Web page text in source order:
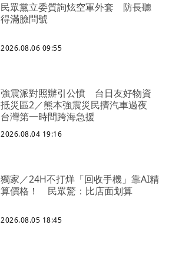
民眾黨立委質詢炫空軍外套 防長聽
得滿臉問號
2026.08.06 09:55
強震派對照辦引公憤 台日友好物資
抵災區2／熊本強震災民擠汽車過夜
台灣第一時間跨海急援
2026.08.04 19:16
獨家／24H不打烊「回收手機」靠AI精
算價格！ 民眾驚：比店面划算
2026.08.05 18:45